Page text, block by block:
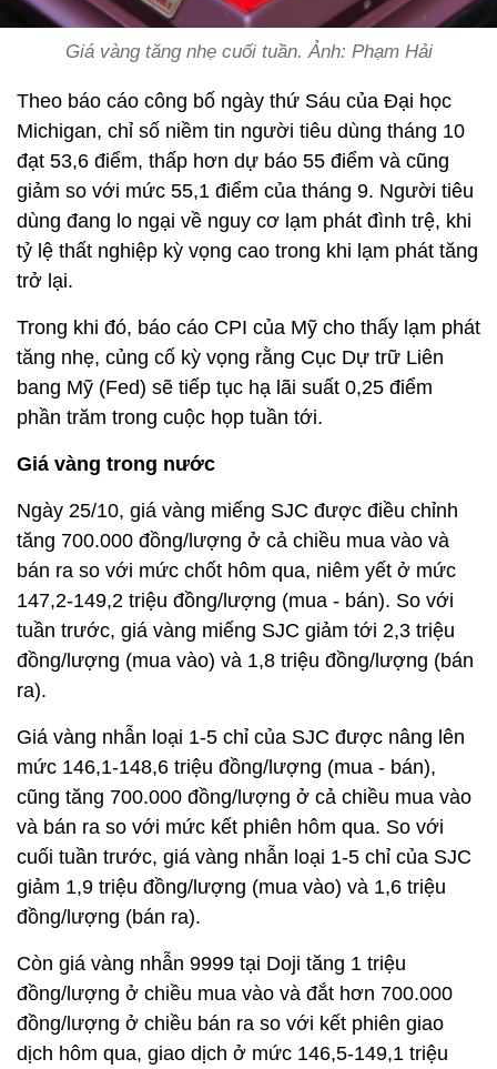
Giá vàng tăng nhẹ cuối tuần. Ảnh: Phạm Hải
Theo báo cáo công bố ngày thứ Sáu của Đại học
Michigan, chỉ số niềm tin người tiêu dùng tháng 10
đạt 53,6 điểm, thấp hơn dự báo 55 điểm và cũng
giảm so với mức 55,1 điểm của tháng 9. Người tiêu
dùng đang lo ngại về nguy cơ lạm phát đình trệ, khi
tỷ lệ thất nghiệp kỳ vọng cao trong khi lạm phát tăng
trở lại.
Trong khi đó, báo cáo CPI của Mỹ cho thấy lạm phát
tăng nhẹ, củng cố kỳ vọng rằng Cục Dự trữ Liên
bang Mỹ (Fed) sẽ tiếp tục hạ lãi suất 0,25 điểm
phần trăm trong cuộc họp tuần tới.
Giá vàng trong nước
Ngày 25/10, giá vàng miếng SJC được điều chỉnh
tăng 700.000 đồng/lượng ở cả chiều mua vào và
bán ra so với mức chốt hôm qua, niêm yết ở mức
147,2-149,2 triệu đồng/lượng (mua - bán). So với
tuần trước, giá vàng miếng SJC giảm tới 2,3 triệu
đồng/lượng (mua vào) và 1,8 triệu đồng/lượng (bán
ra).
Giá vàng nhẫn loại 1-5 chỉ của SJC được nâng lên
mức 146,1-148,6 triệu đồng/lượng (mua - bán),
cũng tăng 700.000 đồng/lượng ở cả chiều mua vào
và bán ra so với mức kết phiên hôm qua. So với
cuối tuần trước, giá vàng nhẫn loại 1-5 chỉ của SJC
giảm 1,9 triệu đồng/lượng (mua vào) và 1,6 triệu
đồng/lượng (bán ra).
Còn giá vàng nhẫn 9999 tại Doji tăng 1 triệu
đồng/lượng ở chiều mua vào và đắt hơn 700.000
đồng/lượng ở chiều bán ra so với kết phiên giao
dịch hôm qua, giao dịch ở mức 146,5-149,1 triệu